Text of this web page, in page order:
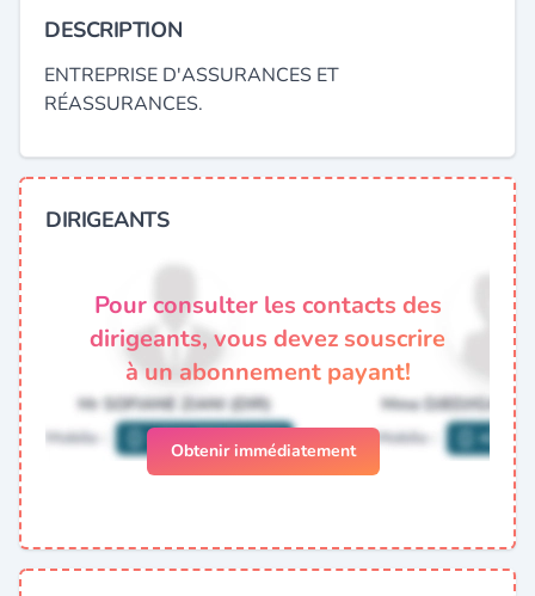
DESCRIPTION
ENTREPRISE D'ASSURANCES ET
RÉASSURANCES.
DIRIGEANTS
Pour consulter les contacts des
dirigeants, vous devez souscrire
à un abonnement payant!
Obtenir immédiatement